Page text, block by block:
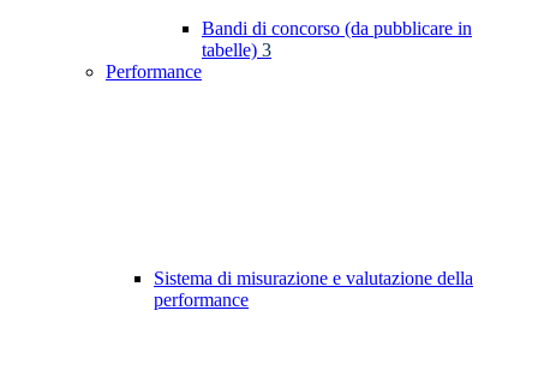
Bandi di concorso (da pubblicare in
tabelle) 3
Performance
Sistema di misurazione e valutazione della
performance